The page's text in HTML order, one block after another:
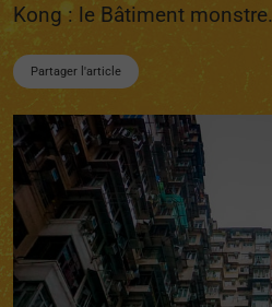
Kong : le Bâtiment monstre.
Partager l'article